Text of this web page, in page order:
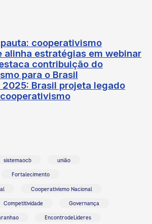
cooperativismo
alinha estratégias em webinar
contribuição do
para o Brasil
Brasil projeta legado
sistemaocb união
Fortalecimento
Cooperativismo Nacional
Competitividade Governança
EncontrodeLideres